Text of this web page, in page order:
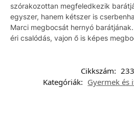
szórakozottan megfeledkezik
egyszer, hanem kétszer is
Marci megbocsát hernyó
éri csalódás, vajon ő is képes
Cikkszám:
Kategóriák: Gyermek és